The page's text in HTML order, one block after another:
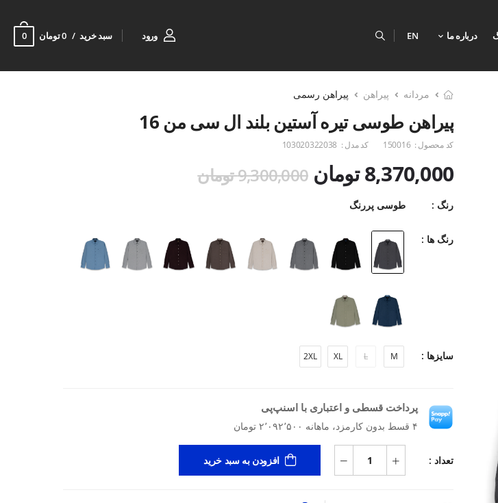
درباره ما EN ورود سبد خرید 0 تومان 0
مردانه پیراهن پیراهن رسمی
پیراهن طوسی تیره آستین بلند ال سی من 16
کد محصول : 150016 کد مدل : 103020322038
8,370,000 تومان 9,300,000 تومان
رنگ : طوسی پررنگ
رنگ ها :
سایزها : M
L
XL
2XL
پرداخت قسطی و اعتباری با اسنپ‌پی
۴ قسط بدون کارمزد، ماهانه ۲٬۰۹۲٬۵۰۰ تومان
تعداد : افزودن به سبد خرید